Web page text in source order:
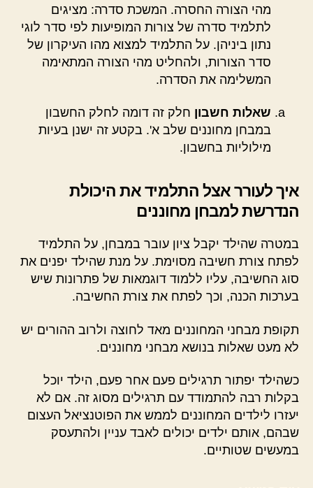
מהי הצורה החסרה. המשכת סדרה: מציגים
לתלמיד סדרה של צורות המופיעות לפי סדר לוגי
נתון ביניהן. על התלמיד למצוא מהו העיקרון של
סדר הצורות, ולהחליט מהי הצורה המתאימה
המשלימה את הסדרה.
שאלות חשבון חלק זה דומה לחלק החשבון
במבחן מחוננים שלב א'. בקטע זה ישנן בעיות
מילוליות בחשבון.
איך לעורר אצל התלמיד את היכולת
הנדרשת למבחן מחוננים
במטרה שהילד יקבל ציון עובר במבחן, על התלמיד
לפתח צורת חשיבה מסוימת. על מנת שהילד יפנים את
סוג החשיבה, עליו ללמוד דוגמאות של פתרונות שיש
בערכות הכנה, וכך לפתח את צורת החשיבה.
תקופת מבחני המחוננים מאד לחוצה ולרוב ההורים יש
לא מעט שאלות בנושא מבחני מחוננים.
כשהילד יפתור תרגילים פעם אחר פעם, הילד יוכל
בקלות רבה להתמודד עם תרגילים מסוג זה. אם לא
יעזרו לילדים המחוננים לממש את הפוטנציאל העצום
שבהם, אותם ילדים יכולים לאבד עניין ולהתעסק
במעשים שטותיים.